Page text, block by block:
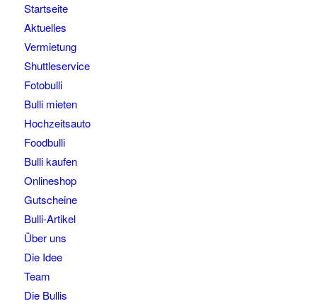
Startseite
Aktuelles
Vermietung
Shuttleservice
Fotobulli
Bulli mieten
Hochzeitsauto
Foodbulli
Bulli kaufen
Onlineshop
Gutscheine
Bulli-Artikel
Über uns
Die Idee
Team
Die Bullis